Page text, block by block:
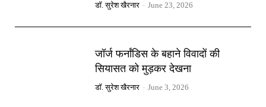
डॉ. सुरेश खैरनार - June 23, 2026
जॉर्ज फर्नांडिस के बहाने विवादों की
सियासत को मुड़कर देखना
डॉ. सुरेश खैरनार - June 3, 2026